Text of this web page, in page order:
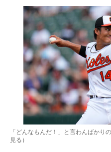
「どんなもんだ！」と言わんばかり
見る ）